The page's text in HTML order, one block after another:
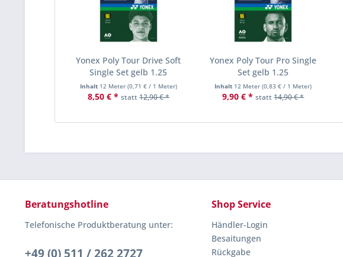
Yonex Poly Tour Drive Soft
Single Set gelb 1.25
Inhalt 12 Meter (0,71 €/ 1 Meter)
8,50 € * statt12,90 € *
Yonex Poly Tour Pro Single
Set gelb 1.25
Inhalt 12 Meter(0,83 € / 1 Meter)
9,90 € * statt14,90 € *
Beratungshotline
Telefonische Produktberatung unter:
+49 (0) 511 / 262 2727
Shop Service
Händler-Login
Besaitungen
Rückgabe